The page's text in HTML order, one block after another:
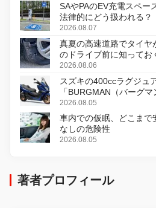
SAやPAのEV充電スペー
法律的にどう扱われる？
2026.08.07
真夏の高速道路でタイ
のドライブ前に知ってお
2026.08.06
スズキの400ccラグジュ
「BURGMAN（バーグ
変更し、8月18日に発売
2026.08.05
車内での仮眠、どこま
なしの危険性
2026.08.05
著者プロフィール